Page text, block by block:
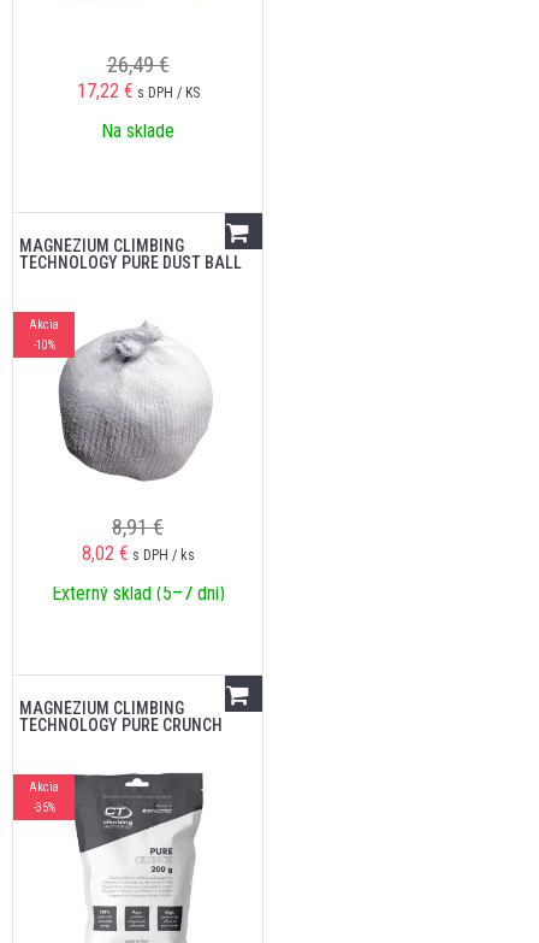
26,49 €
17,22 € s DPH / KS
Na sklade
MAGNÉZIUM CLIMBING
TECHNOLOGY PURE DUST BALL
Akcia
-10%
8,91 €
8,02 € s DPH / ks
Externý sklad (5–7 dní)
MAGNÉZIUM CLIMBING
TECHNOLOGY PURE CRUNCH
Akcia
-35%